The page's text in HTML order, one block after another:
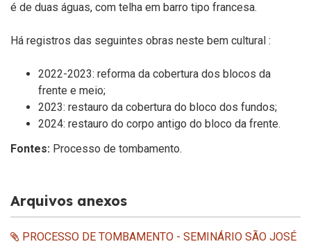
é de duas águas, com telha em barro tipo francesa.
Há registros das seguintes obras neste bem cultural :
2022-2023: reforma da cobertura dos blocos da
frente e meio;
2023: restauro da cobertura do bloco dos fundos;
2024: restauro do corpo antigo do bloco da frente.
Fontes: Processo de tombamento.
Arquivos anexos
PROCESSO DE TOMBAMENTO - SEMINÁRIO SÃO JOSÉ